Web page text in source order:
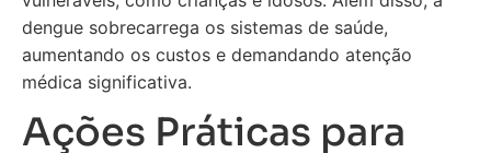
dengue sobrecarrega os sistemas de saúde,
aumentando os custos e demandando atenção
médica significativa.
Ações Práticas para